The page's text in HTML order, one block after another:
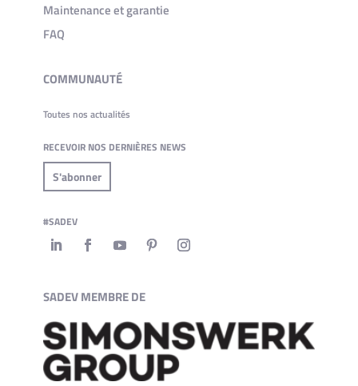
Maintenance et garantie
FAQ
COMMUNAUTÉ
Toutes nos actualités
RECEVOIR NOS DERNIÈRES NEWS
S'abonner
#SADEV
SADEV MEMBRE DE